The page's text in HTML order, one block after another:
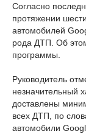
Согласно
протяжении
автомобилей
рода ДТП. Об
программы.
Руководитель
незначительный
доставлены
всех ДТП, по
автомобили